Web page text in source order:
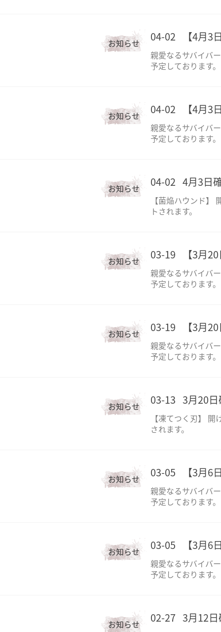
お知らせ
04-02 【4月3
親愛なるサバイバ
予定しております。
お知らせ
04-02 【4月3
親愛なるサバイバ
予定しております。
お知らせ
04-02 4月3日
【菌焔ハウンド】
トされます。
お知らせ
03-19 【3月
親愛なるサバイバ
予定しております。
お知らせ
03-19 【3月
親愛なるサバイバ
予定しております。
お知らせ
03-13 3月20
【凍てつく刃】
されます。
お知らせ
03-05 【3月6
親愛なるサバイバ
予定しております
お知らせ
03-05 【3月6
親愛なるサバイバ
予定しております
お知らせ
02-27 3月12